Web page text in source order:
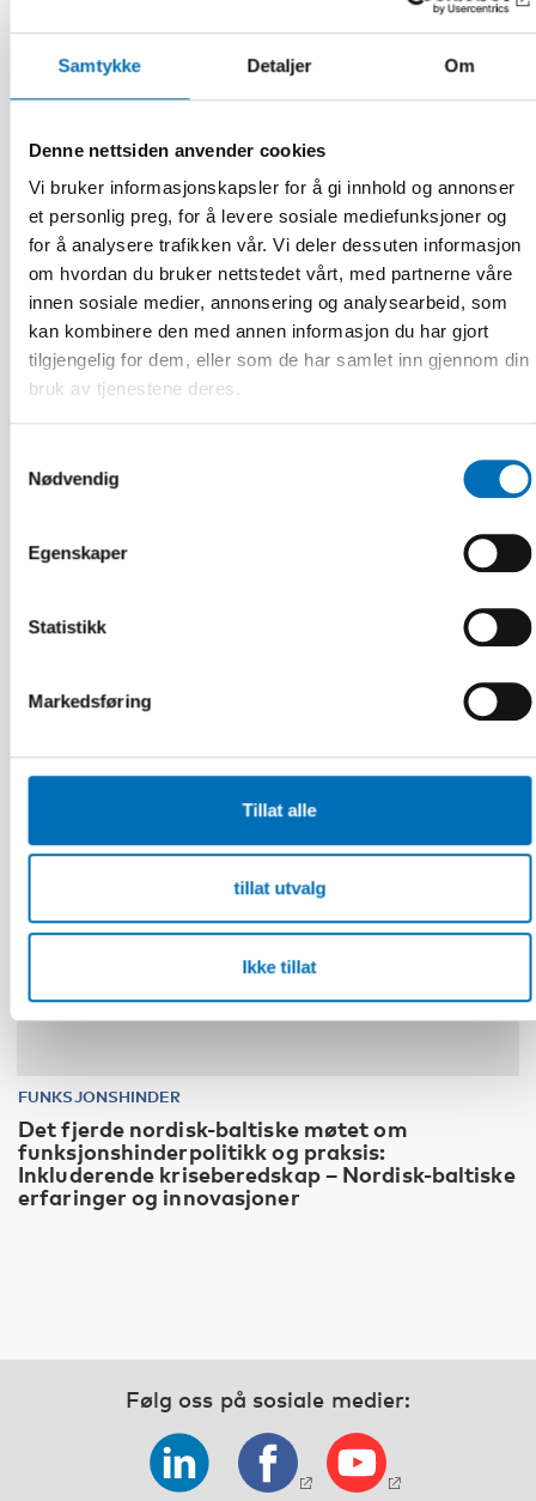
Samtykke Detaljer Om
Denne nettsiden anvender cookies
Vi bruker informasjonskapsler for å gi innhold og annonser
et personlig preg, for å levere sosiale mediefunksjoner og
for å analysere trafikken vår. Vi deler dessuten informasjon
om hvordan du bruker nettstedet vårt, med partnerne våre
innen sosiale medier, annonsering og analysearbeid, som
kan kombinere den med annen informasjon du har gjort
tilgjengelig for dem, eller som de har samlet inn gjennom din
bruk av tjenestene deres.
Nødvendig
Egenskaper
Statistikk
Markedsføring
Tillat alle
tillat utvalg
Ikke tillat
“Active citizenship is not a privilege; it is a
right”
2 mai 2025
funksjonshinderspørsmål – Årsrapport 2024
NOV
FUNKSJONSHINDER
Det fjerde nordisk-baltiske møtet om
funksjonshinderpolitikk og praksis:
Inkluderende kriseberedskap – Nordisk-baltiske
erfaringer og innovasjoner
Følg oss på sosiale medier: